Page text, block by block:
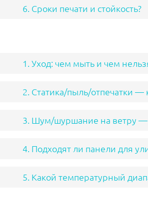
6. Сроки печати и стойкость?
1. Уход: чем мыть и чем
2. Статика/пыль/отпечатки —
3. Шум/шуршание на ветру —
4. Подходят ли панели для
5. Какой температурный